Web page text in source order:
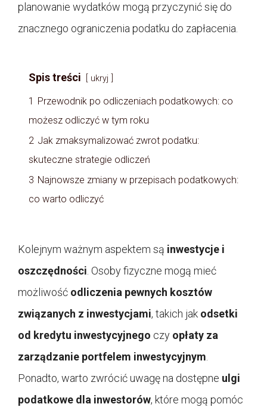
planowanie wydatków mogą przyczynić się do
znacznego ograniczenia podatku do zapłacenia.
Spis treści ukryj
1
Przewodnik po odliczeniach podatkowych: co
możesz odliczyć w tym roku
2 Jak zmaksymalizować zwrot podatku:
skuteczne strategie odliczeń
3 Najnowsze zmiany w przepisach podatkowych:
co warto odliczyć
Kolejnym ważnym aspektem są inwestycje i
oszczędności. Osoby fizyczne mogą mieć
możliwość odliczenia pewnych kosztów
związanych z inwestycjami, takich jak odsetki
od kredytu inwestycyjnego czy opłaty za
zarządzanie portfelem inwestycyjnym.
Ponadto, warto zwrócić uwagę na dostępne ulgi
podatkowe dla inwestorów, które mogą pomóc